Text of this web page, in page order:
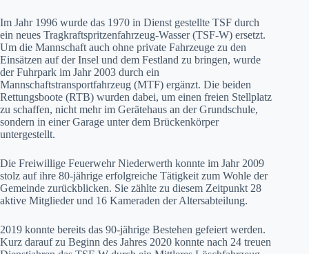
Im Jahr 1996 wurde das 1970 in Dienst gestellte TSF durch
ein neues Tragkraftspritzenfahrzeug-Wasser (TSF-W) ersetzt.
Um die Mannschaft auch ohne private Fahrzeuge zu den
Einsätzen auf der Insel und dem Festland zu bringen, wurde
der Fuhrpark im Jahr 2003 durch ein
Mannschaftstransportfahrzeug (MTF) ergänzt. Die beiden
Rettungsboote (RTB) wurden dabei, um einen freien Stellplatz
zu schaffen, nicht mehr im Gerätehaus an der Grundschule,
sondern in einer Garage unter dem Brückenkörper
untergestellt.
Die Freiwillige Feuerwehr Niederwerth konnte im Jahr 2009
stolz auf ihre 80-jährige erfolgreiche Tätigkeit zum Wohle der
Gemeinde zurückblicken. Sie zählte zu diesem Zeitpunkt 28
aktive Mitglieder und 16 Kameraden der Altersabteilung.
2019 konnte bereits das 90-jährige Bestehen gefeiert werden.
Kurz darauf zu Beginn des Jahres 2020 konnte nach 24 treuen